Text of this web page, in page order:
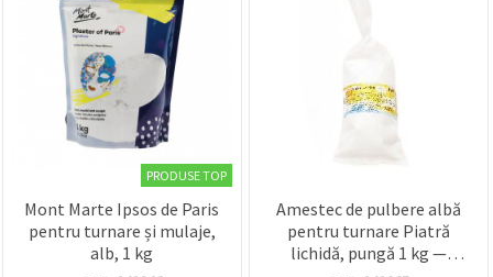
PRODUSE TOP
Mont Marte Ipsos de Paris
pentru turnare și mulaje,
alb, 1 kg
Amestec de pulbere albă
pentru turnare Piatră
lichidă, pungă 1 kg —